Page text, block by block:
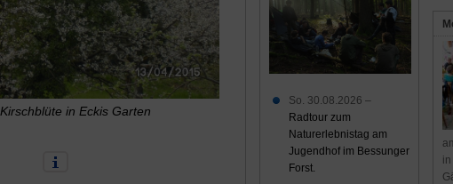
Kirschblüte in Eckis Garten
So. 30.08.2026 –
Radtour zum
Naturerlebnistag am
Jugendhof im Bessunger
Forst.